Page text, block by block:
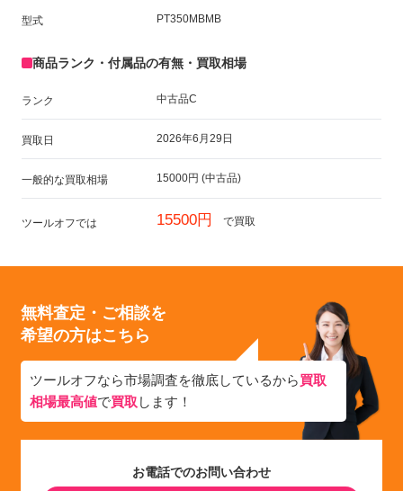
型式 PT350MBMB
商品ランク・付属品の有無・買取相場
ランク 中古品C
買取日 2026年6月29日
一般的な買取相場 15000円 (中古品)
ツールオフでは 15500円 で買取
無料査定・ご相談を
希望の方はこちら
ツールオフなら市場調査を徹底しているから買取
相場最高値で買取 します！
お電話でのお問い合わせ